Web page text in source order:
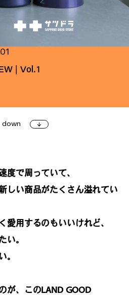
ホビー
載一覧
| Vol.1
down
度で周っていて、
しい商品がたくさん溢れてい
愛用するのもいいけれど、
い。
。
が、このLAND GOOD